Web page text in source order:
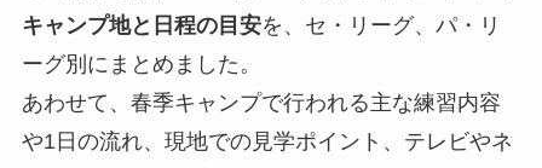
キャンプ地と日程の目安を、セ・リーグ、パ・リ
ーグ別にまとめました。
あわせて、春季キャンプで行われる主な練習内容
や1日の流れ、現地での見学ポイント、テレビやネ